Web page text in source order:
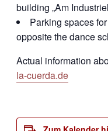
building „Am
Parking spaces
opposite the dance
Actual information
la-cuerda.de